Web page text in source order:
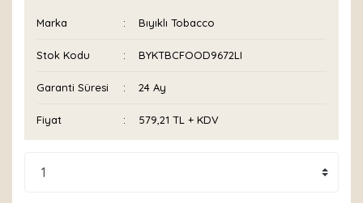
Marka Bıyıklı Tobacco
Stok Kodu BYKTBCFOOD9672LI
Garanti Süresi 24 Ay
Fiyat 579,21 TL + KDV